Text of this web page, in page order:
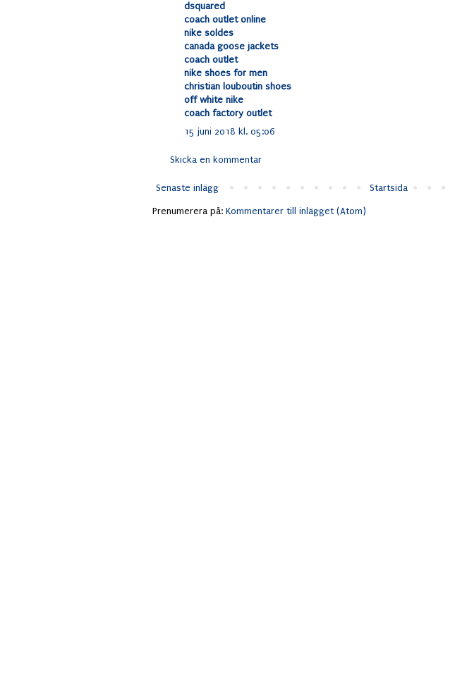
dsquared
coach outlet online
nike soldes
canada goose jackets
coach outlet
nike shoes for men
christian louboutin shoes
off white nike
coach factory outlet
15 juni 2018 kl. 05:06
Skicka en kommentar
Senaste inlägg Startsida
Prenumerera på: Kommentarer till inlägget (Atom)